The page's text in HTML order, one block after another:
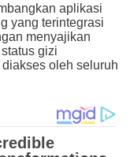
aplikasi
yang terintegrasi
menyajikan
gizi
oleh seluruh